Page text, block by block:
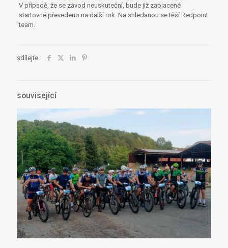
V případě, že se závod neuskuteční, bude již zaplacené
startovné převedeno na další rok. Na shledanou se těší Redpoint
team.
sdílejte
související